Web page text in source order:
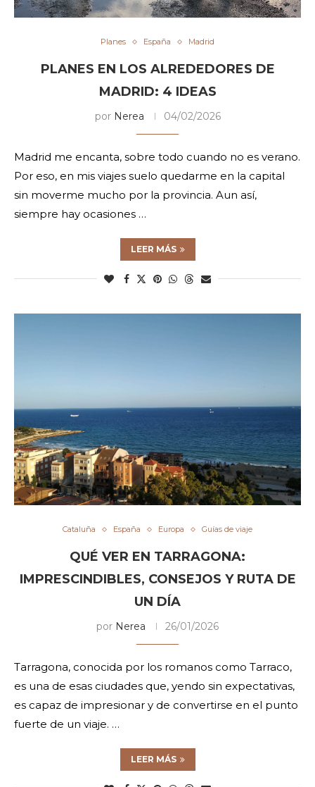
Planes España Madrid
PLANES EN LOS ALREDEDORES DE
MADRID: 4 IDEAS
por Nerea 04/02/2026
Madrid me encanta, sobre todo cuando no es verano.
Por eso, en mis viajes suelo quedarme en la capital
sin moverme mucho por la provincia. Aun así,
siempre hay ocasiones …
LEER MÁS
Cataluña España Europa Guías de viaje
QUÉ VER EN TARRAGONA:
IMPRESCINDIBLES, CONSEJOS Y RUTA DE
UN DÍA
por Nerea 26/01/2026
Tarragona, conocida por los romanos como Tarraco,
es una de esas ciudades que, yendo sin expectativas,
es capaz de impresionar y de convertirse en el punto
fuerte de un viaje. …
LEER MÁS